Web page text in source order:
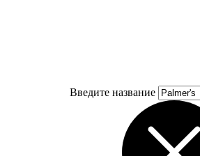
Введите название